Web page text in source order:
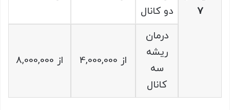
7
دو کانال
درمان
ریشه
سه
کانال
از 4,000,000 از 8,000,000